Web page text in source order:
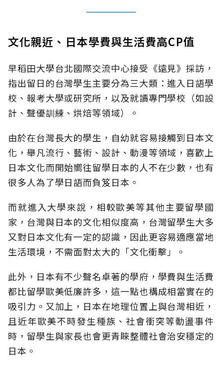
文化親近、日本學費與生活費高CP值
早稻田大學台北國際交流中心接受《遠見》採訪，
指出留日的台灣學生主要分為三大類：進入日語學
校、報考大學或研究所，以及就讀專門學校（如設
計、聲優訓練、烘焙等領域）。
由於在台灣長大的學生，自幼就容易接觸到日本文
化，舉凡流行、藝術、設計、動漫等領域，喜歡上
日本文化而開始嚮往留學日本的人不在少數，也有
很多人為了學日語而負笈日本。
而就進入大學來說，相較歐美等其他主要留學國
家，台灣與日本的文化相似度高，台灣留學生大多
又對日本文化有一定的認識，因此更容易適應當地
生活環境，不需面對太大的「文化衝擊」。
此外，日本有不少聲名卓著的學府，學費與生活費
都比留學歐美低廉許多，這一點也構成相當實在的
吸引力。又加上，日本在地理位置上與台灣相近，
且近年歐美不時發生種族、社會衝突等動盪事件
時，留學生與家長也會更青睞整體社會治安穩定的
日本。